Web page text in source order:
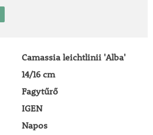
Camassia leichtlinii 'Alba'
14/16 cm
Fagytűrő
IGEN
Napos